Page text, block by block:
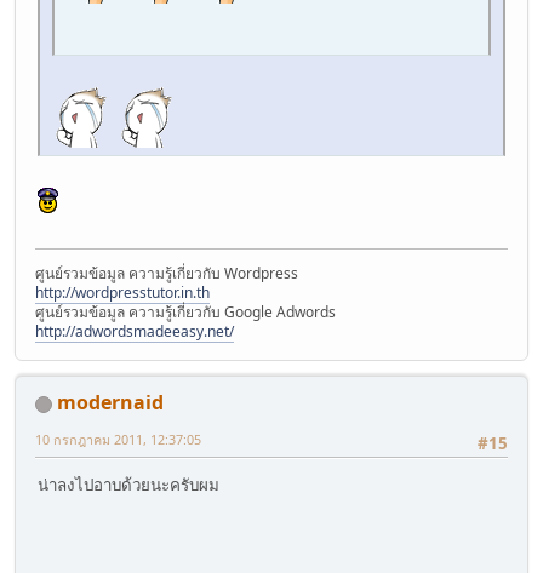
ศูนย์รวมข้อมูล ความรู้เกี่ยวกับ Wordpress
http://wordpresstutor.in.th
ศูนย์รวมข้อมูล ความรู้เกี่ยวกับ Google Adwords
http://adwordsmadeeasy.net/
modernaid
#15
10 กรกฎาคม 2011, 12:37:05
น่าลงไปอาบด้วยนะครับผม